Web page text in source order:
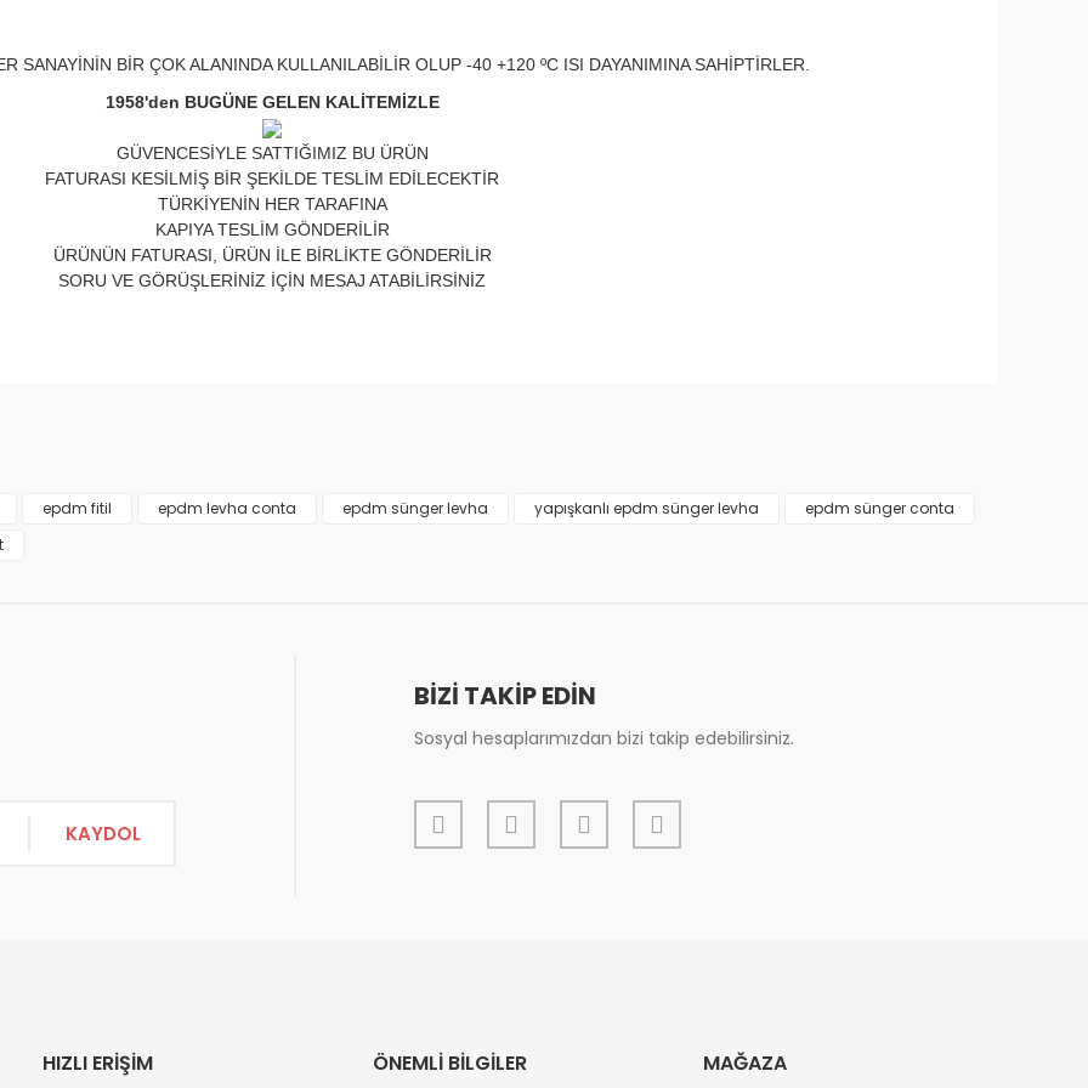
SANAYİNİN BİR ÇOK ALANINDA KULLANILABİLİR OLUP -40 +120 ºC ISI DAYANIMINA SAHİPTİRLER.
1958'den BUGÜNE GELEN KALİTEMİZLE
GÜVENCESİYLE SATTIĞIMIZ BU ÜRÜN
FATURASI KESİLMİŞ BİR ŞEKİLDE TESLİM EDİLECEKTİR
TÜRKİYENİN HER TARAFINA
KAPIYA TESLİM GÖNDERİLİR
ÜRÜNÜN FATURASI, ÜRÜN İLE BİRLİKTE GÖNDERİLİR
SORU VE GÖRÜŞLERİNİZ İÇİN MESAJ ATABİLİRSİNİZ
Yorum Yaz
epdm fitil epdm levha conta epdm sünger levha yapışkanlı epdm sünger levha
epdm sünger conta
KAYDOL
BİZİ TAKİP EDİN
Sosyal hesaplarımızdan bizi takip edebilirsiniz.
HIZLI ERİŞİM ÖNEMLİ BİLGİLER MAĞAZA